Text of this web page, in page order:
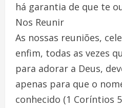
há garantia de que te
Nos Reunir
As nossas reuniões,
enfim, todas as vezes
para adorar a Deus,
apenas para que o
conhecido (1 Coríntios